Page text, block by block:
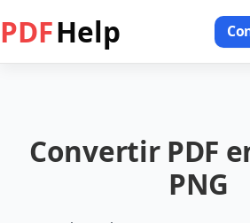
PDFHelp
Convertir PDF
PNG